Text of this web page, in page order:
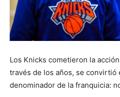
Los Knicks cometieron la
través de los años, se convirtió
denominador de la franquicia: